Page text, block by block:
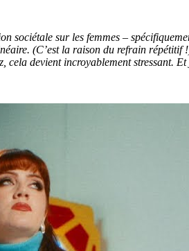
sociétale sur les femmes –
(C’est la raison du refrain répétitif
devient incroyablement stressant.